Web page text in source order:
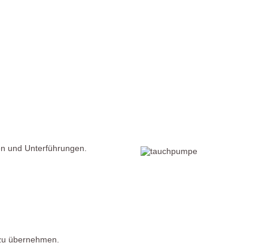
und Unterführungen.
übernehmen.